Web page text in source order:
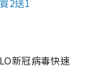
2送1
新冠病毒快速